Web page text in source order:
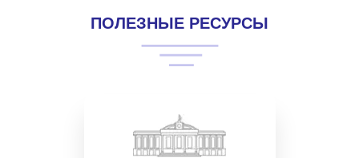
ПОЛЕЗНЫЕ РЕСУРСЫ